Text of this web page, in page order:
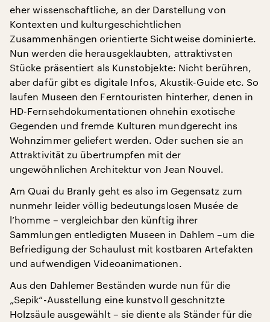
eher wissenschaftliche, an der Darstellung von
Kontexten und kulturgeschichtlichen
Zusammenhängen orientierte Sichtweise dominierte.
Nun werden die herausgeklaubten, attraktivsten
Stücke präsentiert als Kunstobjekte: Nicht berühren,
aber dafür gibt es digitale Infos, Akustik-Guide etc. So
laufen Museen den Ferntouristen hinterher, denen in
HD-Fernsehdokumentationen ohnehin exotische
Gegenden und fremde Kulturen mundgerecht ins
Wohnzimmer geliefert werden. Oder suchen sie an
Attraktivität zu übertrumpfen mit der
ungewöhnlichen Architektur von Jean Nouvel.
Am Quai du Branly geht es also im Gegensatz zum
nunmehr leider völlig bedeutungslosen Musée de
l’homme – vergleichbar den künftig ihrer
Sammlungen entledigten Museen in Dahlem –um die
Befriedigung der Schaulust mit kostbaren Artefakten
und aufwendigen Videoanimationen.
Aus den Dahlemer Beständen wurde nun für die
„Sepik“-Ausstellung eine kunstvoll geschnitzte
Holzsäule ausgewählt – sie diente als Ständer für die